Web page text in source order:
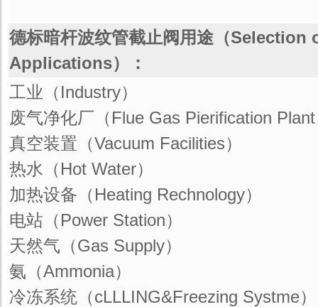
德标暗杆波纹管截止阀用途（Selection
Applications）：
工业（Industry）
废气净化厂（Flue Gas Pierification
真空装置（Vacuum Facilities）
热水（Hot Water）
加热设备（Heating Rechnology）
电站（Power Station）
天然气（Gas Supply）
氨（Ammonia）
冷冻系统（cLLLING&Freezing Systme）